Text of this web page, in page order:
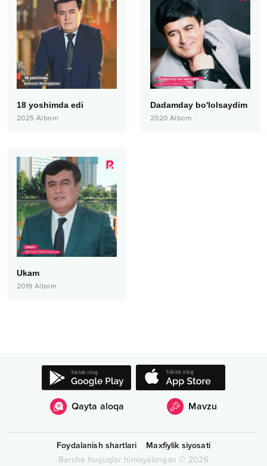
18 yoshimda edi
2025 Albom
Dadamday bo'lolsaydim
2020 Albom
Ukam
2019 Albom
Qayta aloqa Mavzu
Foydalanish shartlari
Maxfiylik siyosati
Barcha huquqlar himoyalangan © 2026